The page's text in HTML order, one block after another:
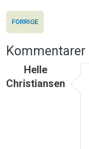
FORRIGE
Kommentarer
Helle
Christiansen